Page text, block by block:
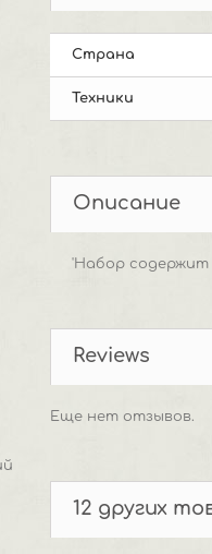
Страна
Техники
Описание
'Набор содержит
Reviews
Еще нет отзывов.
12 других